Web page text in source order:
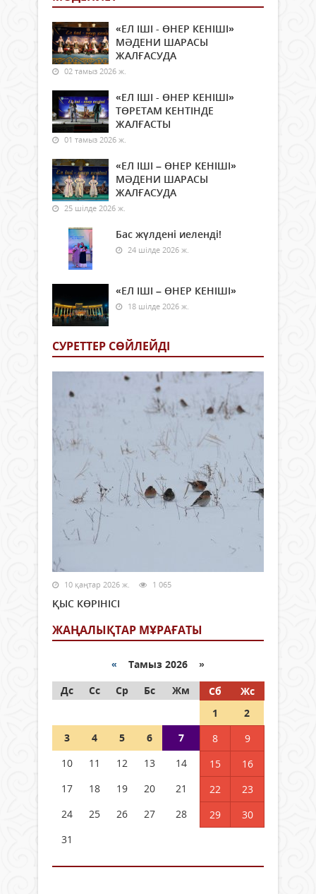
«ЕЛ ІШІ - ӨНЕР КЕНІШІ»
МӘДЕНИ ШАРАСЫ
ЖАЛҒАСУДА
02 тамыз 2026 ж.
«ЕЛ ІШІ - ӨНЕР КЕНІШІ»
ТӨРЕТАМ КЕНТІНДЕ
ЖАЛҒАСТЫ
01 тамыз 2026 ж.
«ЕЛ ІШІ – ӨНЕР КЕНІШІ»
МӘДЕНИ ШАРАСЫ
ЖАЛҒАСУДА
25 шілде 2026 ж.
Бас жүлдені иеленді!
24 шілде 2026 ж.
«ЕЛ ІШІ – ӨНЕР КЕНІШІ»
18 шілде 2026 ж.
СУРЕТТЕР СӨЙЛЕЙДI
10 қаңтар 2026 ж. 1 065
ҚЫС КӨРІНІСІ
ЖАҢАЛЫҚТАР МҰРАҒАТЫ
« Тамыз 2026 »
Дс
Сс Ср Бс Жм Сб
Жс
1
2
3
4 5 6 7 8
9
10
11 12 13 14 15
16
17
18 19 20 21 22
23
24
25 26 27 28 29
30
31